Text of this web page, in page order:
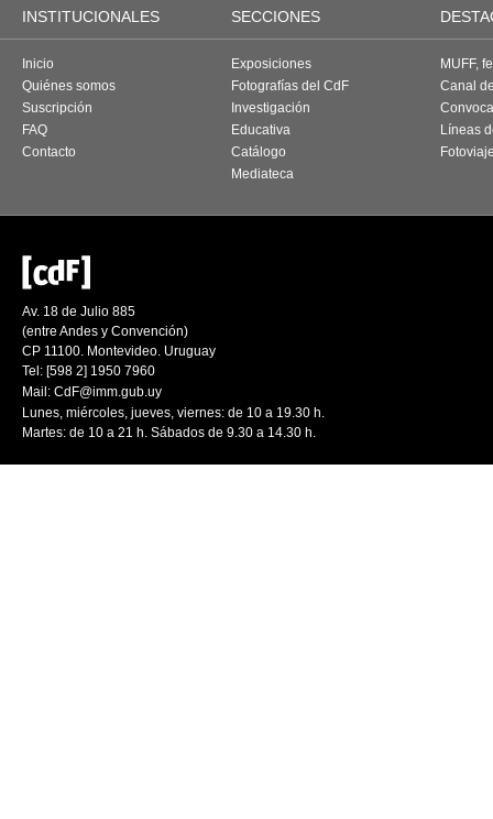
INSTITUCIONALES SECCIONES
Inicio
Quiénes somos
Suscripción
FAQ
Contacto
Exposiciones
Fotografías del CdF
Investigación
Educativa
Catálogo
Mediateca
MUFF,
Canal
Líneas
Av. 18 de Julio 885
(entre Andes y Convención)
CP 11100. Montevideo. Uruguay
Tel: [598 2] 1950 7960
Mail: CdF@imm.gub.uy
Lunes, miércoles, jueves, viernes: de 10 a 19.30 h.
Martes: de 10 a 21 h. Sábados de 9.30 a 14.30 h.